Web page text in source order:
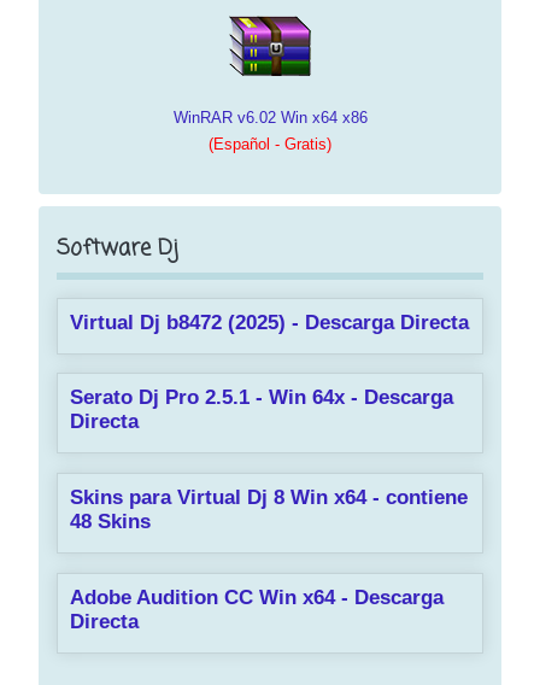
WinRAR v6.02 Win x64 x86
(Español - Gratis)
Software Dj
Virtual Dj b8472 (2025) - Descarga Directa
Serato Dj Pro 2.5.1 - Win 64x - Descarga
Directa
Skins para Virtual Dj 8 Win x64 - contiene
48 Skins
Adobe Audition CC Win x64 - Descarga
Directa